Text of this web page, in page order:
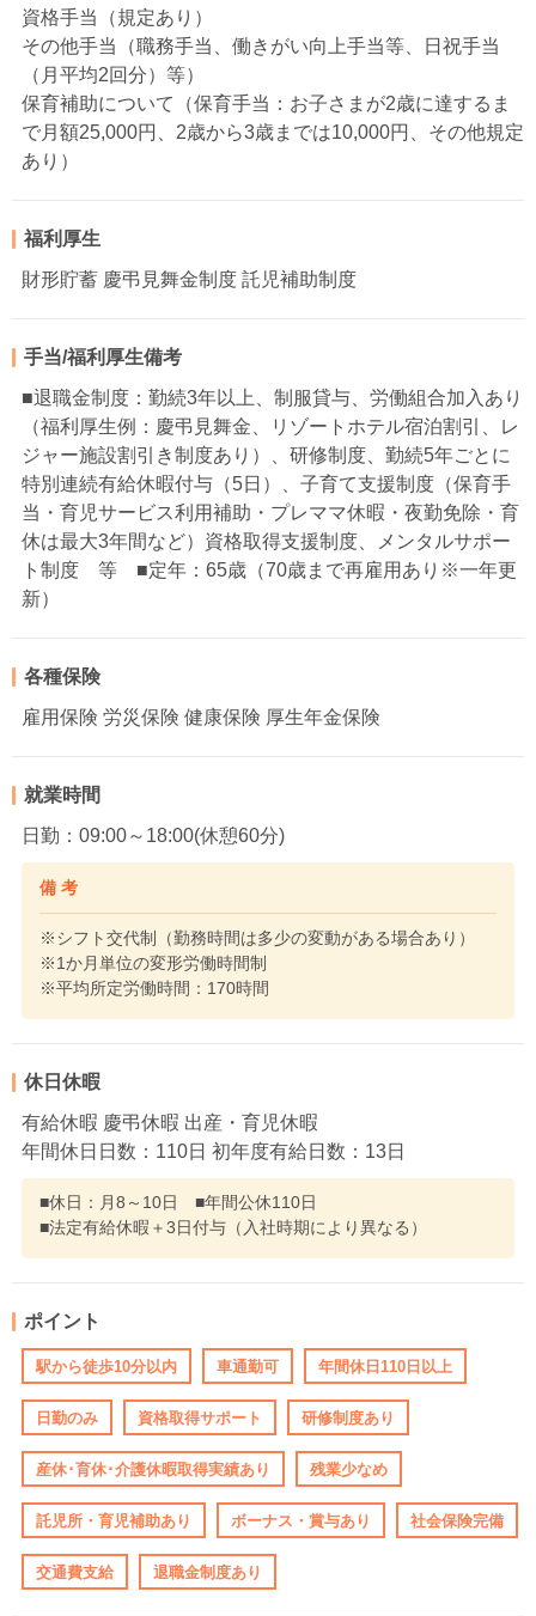
資格手当（規定あり）
その他手当（職務手当、働きがい向上手当等、日祝手当
（月平均2回分）等）
保育補助について（保育手当：お子さまが2歳に達するま
で月額25,000円、2歳から3歳までは10,000円、その他規定
あり）
福利厚生
財形貯蓄 慶弔見舞金制度 託児補助制度
手当/福利厚生備考
■退職金制度：勤続3年以上、制服貸与、労働組合加入あり
（福利厚生例：慶弔見舞金、リゾートホテル宿泊割引、レ
ジャー施設割引き制度あり）、研修制度、勤続5年ごとに
特別連続有給休暇付与（5日）、子育て支援制度（保育手
当・育児サービス利用補助・プレママ休暇・夜勤免除・育
休は最大3年間など）資格取得支援制度、メンタルサポー
ト制度 等 ■定年：65歳（70歳まで再雇用あり※一年更
新）
各種保険
雇用保険 労災保険 健康保険 厚生年金保険
就業時間
日勤：09:00～18:00(休憩60分)
備 考
※シフト交代制（勤務時間は多少の変動がある場合あり）
※1か月単位の変形労働時間制
※平均所定労働時間：170時間
休日休暇
有給休暇 慶弔休暇 出産・育児休暇
年間休日日数：110日 初年度有給日数：13日
■休日：月8～10日 ■年間公休110日
■法定有給休暇＋3日付与（入社時期により異なる）
ポイント
駅から徒歩10分以内 車通勤可 年間休日110日以上
日勤のみ 資格取得サポート 研修制度あり
産休･育休･介護休暇取得実績あり 残業少なめ
託児所・育児補助あり ボーナス・賞与あり 社会保険完備
交通費支給 退職金制度あり